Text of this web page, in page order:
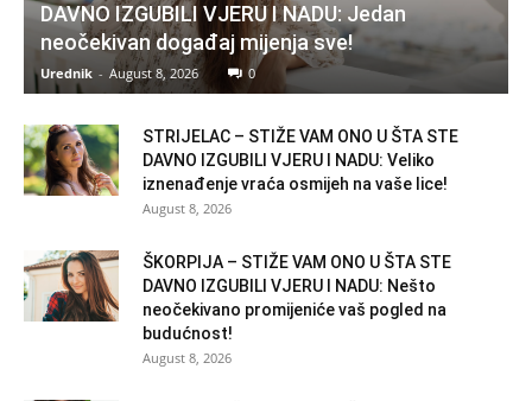
DAVNO IZGUBILI VJERU I NADU: Jedan
neočekivan događaj mijenja sve!
Urednik - August 8, 2026 0
STRIJELAC – STIŽE VAM ONO U ŠTA STE
DAVNO IZGUBILI VJERU I NADU: Veliko
iznenađenje vraća osmijeh na vaše lice!
August 8, 2026
ŠKORPIJA – STIŽE VAM ONO U ŠTA STE
DAVNO IZGUBILI VJERU I NADU: Nešto
neočekivano promijeniće vaš pogled na
budućnost!
August 8, 2026